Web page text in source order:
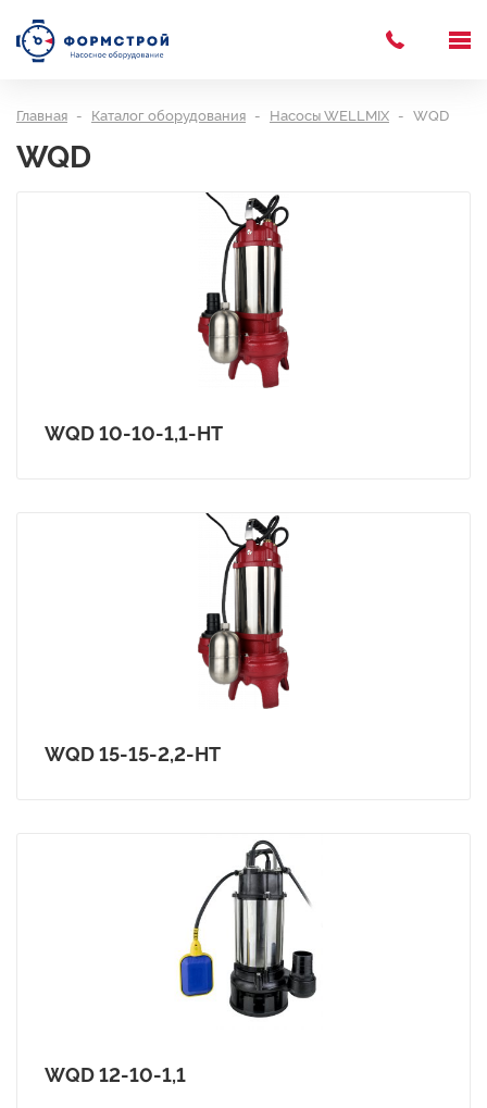
Главная Каталог оборудования Насосы WELLMIX WQD
WQD
WQD 10-10-1,1-HT
WQD 15-15-2,2-HT
WQD 12-10-1,1